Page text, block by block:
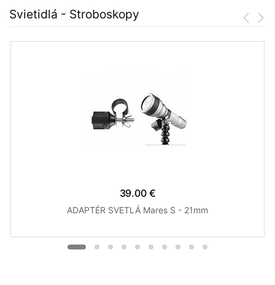
Svietidlá - Stroboskopy
39.00 €
ADAPTÉR SVETLÁ Mares S - 21mm